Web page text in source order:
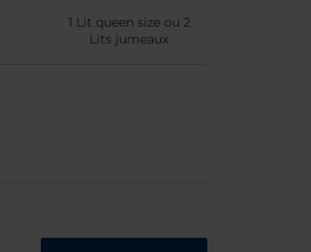
1 Lit queen size ou 2
Lits jumeaux